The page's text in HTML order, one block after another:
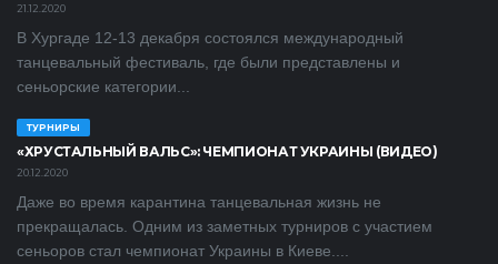
21.12.2020
В Хургаде 12-13 декабря состоялся международный
танцевальный фестиваль, где были представлены и
сеньорские категории...
ТУРНИРЫ
«ХРУСТАЛЬНЫЙ ВАЛЬС»: ЧЕМПИОНАТ УКРАИНЫ (ВИДЕО)
20.12.2020
Даже во время карантина танцевальная жизнь не
прекращалась. Одним из заметных турниров с участием
сеньоров стал чемпионат Украины в Киеве....